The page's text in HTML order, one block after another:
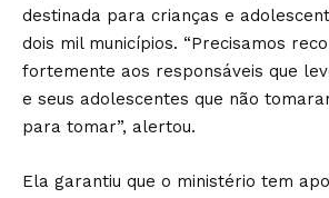
destinada para crianças e
dois mil municípios. “Precisamos
fortemente aos responsáveis que
e seus adolescentes que não
para tomar”, alertou.
Ela garantiu que o ministério tem